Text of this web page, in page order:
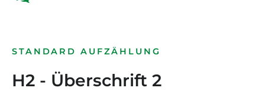
STANDARD AUFZÄHLUNG
H2 - Überschrift 2